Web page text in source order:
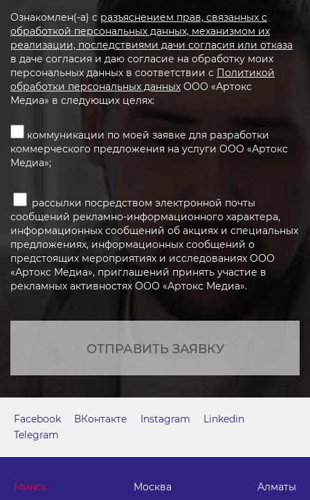
Ознакомлен(-а) с разъяснением прав, связанных с
обработкой персональных данных, механизмом их
реализации, последствиями дачи согласия или отказа
в даче согласия и даю согласие на обработку моих
персональных данных в соответствии с Политикой
обработки персональных данных ООО «Артокс
Медиа» в следующих целях:
коммуникации по моей заявке для разработки
коммерческого предложения на услуги ООО «Артокс
Медиа»;
рассылки посредством электронной почты
сообщений рекламно-информационного характера,
информационных сообщений об акциях и специальных
предложениях, информационных сообщений о
предстоящих мероприятиях и исследованиях ООО
«Артокс Медиа», приглашений принять участие в
рекламных активностях ООО «Артокс Медиа».
ОТПРАВИТЬ ЗАЯВКУ
Минск Москва Алматы
Facebook ВКонтакте Instagram
Linkedin
Telegram